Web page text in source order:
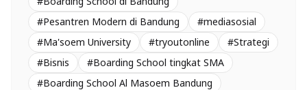
#Pesantren Modern di Bandung
#mediasosial
#Ma'soem University
#tryoutonline
#Strategi
#Bisnis
#Boarding School tingkat SMA
#Boarding School Al Masoem Bandung